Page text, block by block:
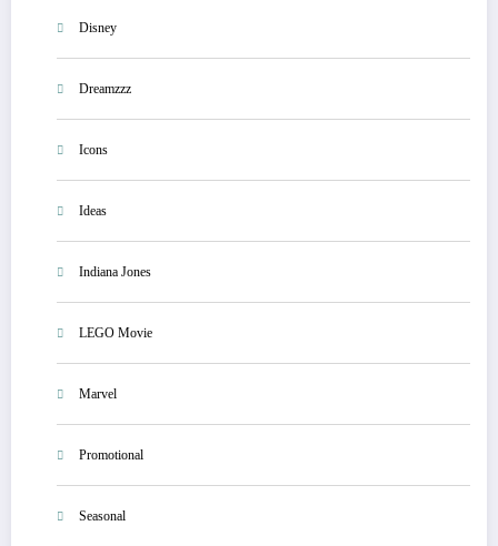
Disney
Dreamzzz
Icons
Ideas
Indiana Jones
LEGO Movie
Marvel
Promotional
Seasonal